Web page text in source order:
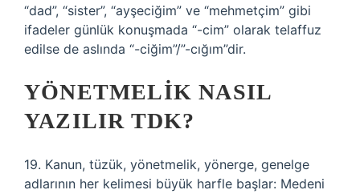
“dad”, “sister”, “ayşeciğim” ve “mehmetçim” gibi
ifadeler günlük konuşmada “-cim” olarak telaffuz
edilse de aslında “-ciğim”/”-cığım”dir.
YÖNETMELIK NASIL
YAZILIR TDK?
19. Kanun, tüzük, yönetmelik, yönerge, genelge
adlarının her kelimesi büyük harfle başlar: Medeni